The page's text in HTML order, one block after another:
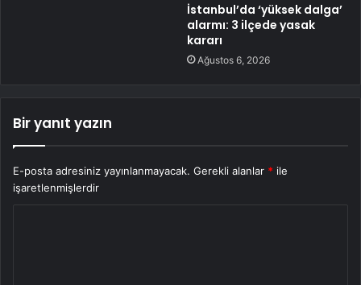
İstanbul’da ‘yüksek dalga’
alarmı: 3 ilçede yasak
kararı
Ağustos 6, 2026
Bir yanıt yazın
E-posta adresiniz yayınlanmayacak. Gerekli alanlar * ile
işaretlenmişlerdir